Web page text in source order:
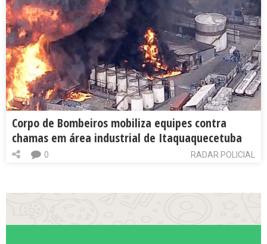
Corpo de Bombeiros mobiliza equipes contra
chamas em área industrial de Itaquaquecetuba
RADAR POLICIAL
0